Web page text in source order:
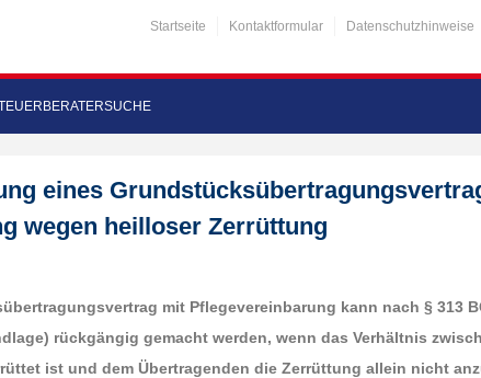
Startseite Kontaktformular Datenschutzhinweise
eines
wegen heilloser Zerrüttung
mit Pflegevereinbarung kann nach § 313
rückgängig gemacht werden, wenn das Verhältnis
ist und dem Übertragenden die Zerrüttung allein nicht